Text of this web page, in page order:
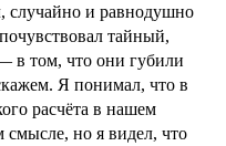
случайно и равнодушно
тайный,
в том, что они губили
Я понимал, что в
расчёта в нашем
смысле, но я видел, что